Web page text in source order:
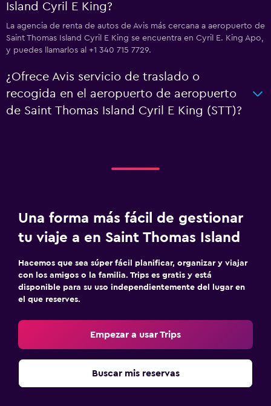
Island Cyril E King?
La agencia de renta de autos de Avis más cercana a aeropuerto de
Saint Thomas Island Cyril E King se encuentra en Cyril E. King Apo,
y puedes llamarlos al +1 340 715 7729.
¿Ofrece Avis servicio de traslado o
recogida en el aeropuerto de aeropuerto
de Saint Thomas Island Cyril E King (STT)?
Una forma más fácil de gestionar
tu viaje a en Saint Thomas Island
Hacemos que sea súper fácil planificar, organizar y viajar
con los amigos o la familia. Trips es gratis y está
disponible para su uso independientemente del lugar en
el que reserves.
Empezar a usar Trips
Buscar mis reservas